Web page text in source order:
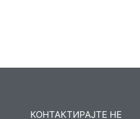
КОНТАКТИРАЈТЕ НЕ